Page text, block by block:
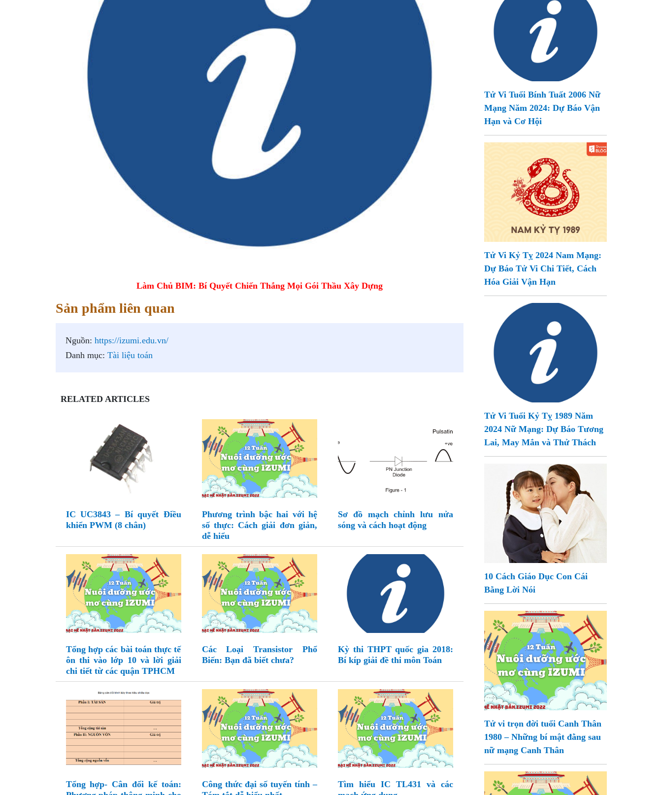
Làm Chủ BIM: Bí Quyết Chiến Thắng Mọi Gói Thầu Xây Dựng
Sản phẩm liên quan
Nguồn: https://izumi.edu.vn/
Danh mục: Tài liệu toán
RELATED ARTICLES
IC UC3843 – Bí quyết Điều
khiển PWM (8 chân)
Phương trình bậc hai với hệ
số thực: Cách giải đơn giản,
dễ hiểu
Sơ đồ mạch chỉnh lưu nửa
sóng và cách hoạt động
Tổng hợp các bài toán thực tế
ôn thi vào lớp 10 và lời giải
chi tiết từ các quận TPHCM
Các Loại Transistor Phổ
Biến: Bạn đã biết chưa?
Kỳ thi THPT quốc gia 2018:
Bí kíp giải đề thi môn Toán
Tổng hợp- Cân đối kế toán:
Công thức đại số tuyến tính –
Tìm hiểu IC TL431 và các
Tử Vi Tuổi Bính Tuất 2006 Nữ
Mạng Năm 2024: Dự Báo Vận
Hạn và Cơ Hội
Tử Vi Kỷ Tỵ 2024 Nam Mạng:
Dự Báo Tử Vi Chi Tiết, Cách
Hóa Giải Vận Hạn
Tử Vi Tuổi Kỷ Tỵ 1989 Năm
2024 Nữ Mạng: Dự Báo Tương
Lai, May Mắn và Thử Thách
10 Cách Giáo Dục Con Cái
Bằng Lời Nói
Tử vi trọn đời tuổi Canh Thân
1980 – Những bí mật đằng sau
nữ mạng Canh Thân